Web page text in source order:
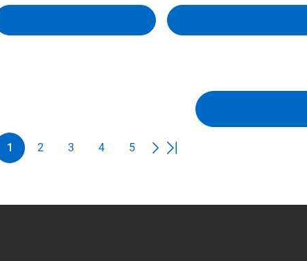
1 2 3 4 5